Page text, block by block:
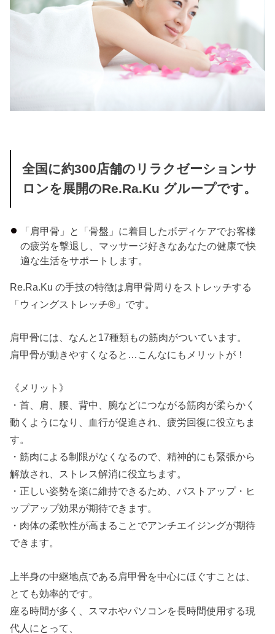
全国に約300店舗のリラクゼーションサ
ロンを展開のRe.Ra.Ku グループです。
「肩甲骨」と「骨盤」に着目したボディケアでお客様
の疲労を撃退し、マッサージ好きなあなたの健康で快
適な生活をサポートします。
Re.Ra.Ku の手技の特徴は肩甲骨周りをストレッチする
「ウィングストレッチ®︎」です。
肩甲骨には、なんと17種類もの筋肉がついています。
肩甲骨が動きやすくなると…こんなにもメリットが！
《メリット》
・首、肩、腰、背中、腕などにつながる筋肉が柔らかく
動くようになり、血行が促進され、疲労回復に役立ちま
す。
・筋肉による制限がなくなるので、精神的にも緊張から
解放され、ストレス解消に役立ちます。
・正しい姿勢を楽に維持できるため、バストアップ・ヒ
ップアップ効果が期待できます。
・肉体の柔軟性が高まることでアンチエイジングが期待
できます。
上半身の中継地点である肩甲骨を中心にほぐすことは、
とても効率的です。
座る時間が多く、スマホやパソコンを長時間使用する現
代人にとって、